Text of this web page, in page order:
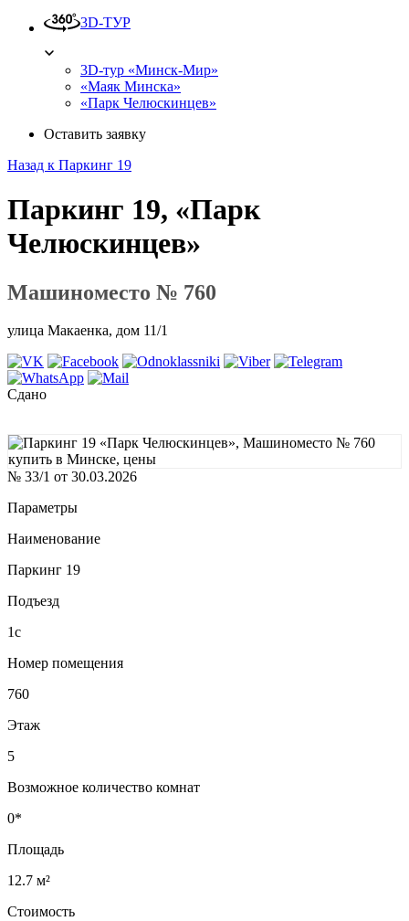
3D-ТУР
3D-тур «Минск-Мир»
«Маяк Минска»
«Парк Челюскинцев»
Оставить заявку
Назад к Паркинг 19
Паркинг 19, «Парк
Челюскинцев»
Машиноместо № 760
улица Макаенка, дом 11/1
Сдано
№ 33/1 от 30.03.2026
Параметры
Наименование
Паркинг 19
Подъезд
1с
Номер помещения
760
Этаж
5
Возможное количество комнат
0*
Площадь
12.7 м²
Стоимость